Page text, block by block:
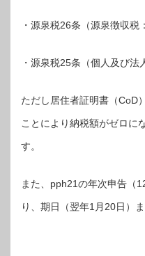
・源泉税26条（源泉徴収税
・源泉税25条（個人及び法
ただし居住者証明書（CoD
ことにより納税額がゼロに
す。
また、pph21の年次申告（
り、期日（翌年1月20日）